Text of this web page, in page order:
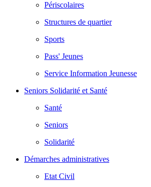
Périscolaires
Structures de quartier
Sports
Pass' Jeunes
Service Information Jeunesse
Seniors Solidarité et Santé
Santé
Seniors
Solidarité
Démarches administratives
Etat Civil